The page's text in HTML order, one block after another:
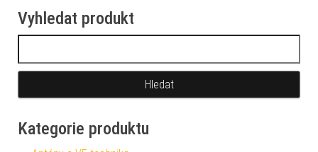
Vyhledat produkt
Kategorie produktu